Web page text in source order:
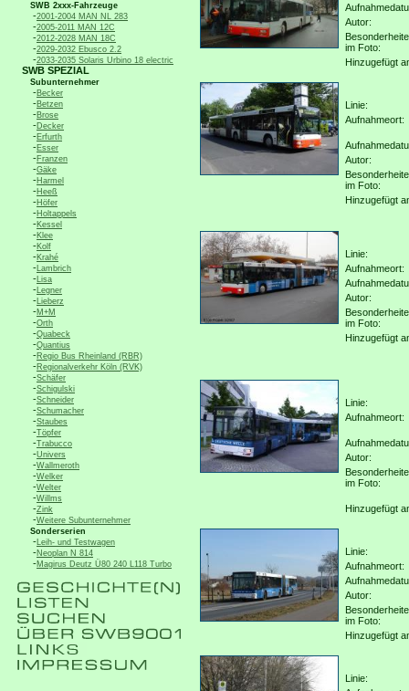
SWB 2xxx-Fahrzeuge
-2001-2004 MAN NL 283
-2005-2011 MAN 12C
-2012-2028 MAN 18C
-2029-2032 Ebusco 2.2
-2033-2035 Solaris Urbino 18 electric
SWB SPEZIAL
Subunternehmer
-Becker
-Betzen
-Brose
-Decker
-Erfurth
-Esser
-Franzen
-Gäke
-Harmel
-Heeß
-Höfer
-Holtappels
-Kessel
-Klee
-Kolf
-Krahé
-Lambrich
-Lisa
-Legner
-Lieberz
-M+M
-Orth
-Quabeck
-Quantius
-Regio Bus Rheinland (RBR)
-Regionalverkehr Köln (RVK)
-Schäfer
-Schigulski
-Schneider
-Schumacher
-Staubes
-Töpfer
-Trabucco
-Univers
-Wallmeroth
-Welker
-Welter
-Willms
-Zink
-Weitere Subunternehmer
Sonderserien
-Leih- und Testwagen
-Neoplan N 814
-Magirus Deutz Ü80 240 L118 Turbo
Autor:
im Foto:
Hinzugefügt
Linie:
Aufnahmeort:
Autor:
im Foto:
Hinzugefügt
Linie:
Aufnahmeort:
Autor:
im Foto:
Hinzugefügt
Linie:
Aufnahmeort:
Autor:
im Foto:
Hinzugefügt
Linie:
Aufnahmeort:
Autor:
im Foto:
Hinzugefügt
Linie: